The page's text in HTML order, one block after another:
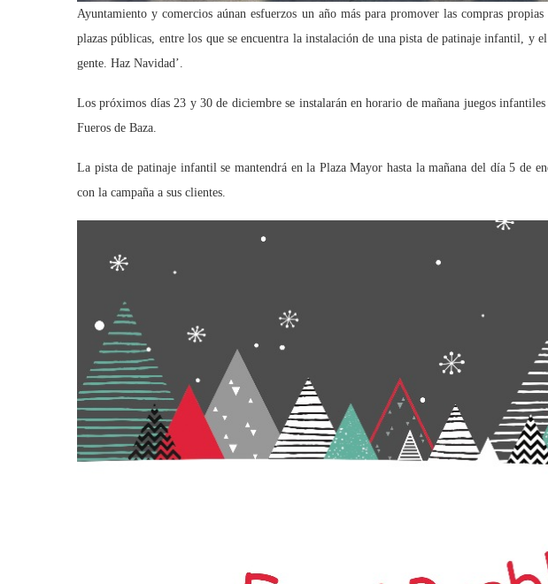
Ayuntamiento y comercios aúnan esfuerzos un año más para promover las compras
plazas públicas, entre los que se encuentra la instalación de una pista de patinaje infantil, y
gente. Haz Navidad’.
Los próximos días 23 y 30 de diciembre se instalarán en horario de mañana juegos
Fueros de Baza.
La pista de patinaje infantil se mantendrá en la Plaza Mayor hasta la mañana del día 5 de
con la campaña a sus clientes.